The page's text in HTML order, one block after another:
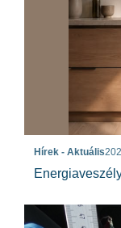
Hírek - Aktuális